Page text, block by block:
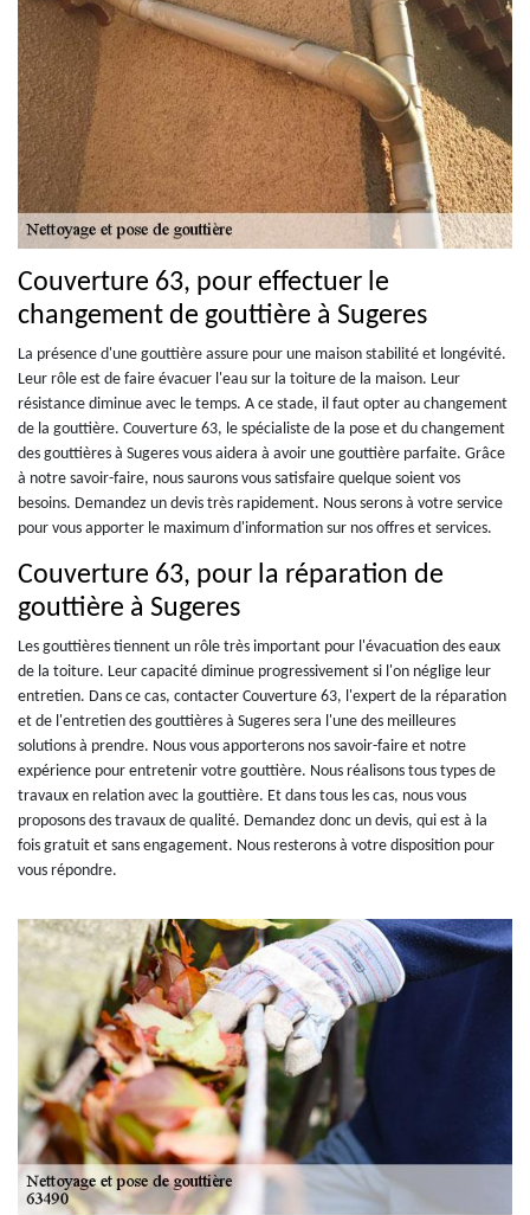
Couverture 63, pour effectuer le
changement de gouttière à Sugeres
La présence d'une gouttière assure pour une maison stabilité et longévité.
Leur rôle est de faire évacuer l'eau sur la toiture de la maison. Leur
résistance diminue avec le temps. A ce stade, il faut opter au changement
de la gouttière. Couverture 63, le spécialiste de la pose et du changement
des gouttières à Sugeres vous aidera à avoir une gouttière parfaite. Grâce
à notre savoir-faire, nous saurons vous satisfaire quelque soient vos
besoins. Demandez un devis très rapidement. Nous serons à votre service
pour vous apporter le maximum d'information sur nos offres et services.
Couverture 63, pour la réparation de
gouttière à Sugeres
Les gouttières tiennent un rôle très important pour l'évacuation des eaux
de la toiture. Leur capacité diminue progressivement si l'on néglige leur
entretien. Dans ce cas, contacter Couverture 63, l'expert de la réparation
et de l'entretien des gouttières à Sugeres sera l'une des meilleures
solutions à prendre. Nous vous apporterons nos savoir-faire et notre
expérience pour entretenir votre gouttière. Nous réalisons tous types de
travaux en relation avec la gouttière. Et dans tous les cas, nous vous
proposons des travaux de qualité. Demandez donc un devis, qui est à la
fois gratuit et sans engagement. Nous resterons à votre disposition pour
vous répondre.